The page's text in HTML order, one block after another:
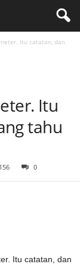
Itu catatan, dan
Itu
tahu
156 0